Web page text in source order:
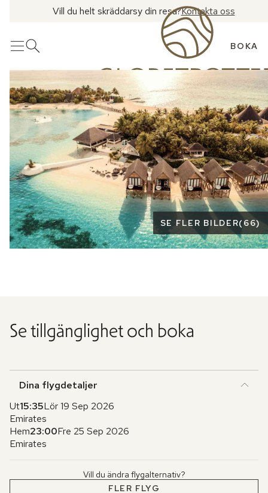
Vill du helt skräddarsy din resa?Kontakta oss
MenyÖppna sök BOKA
Se fler bilder
SE FLER BILDER( 66)
Se tillgänglighet och boka
Dina flygdetaljer
Ut15:35Lör 19 Sep 2026
Emirates
Hem23:00Fre 25 Sep 2026
Emirates
Vill du ändra flygalternativ?
FLER FLYG